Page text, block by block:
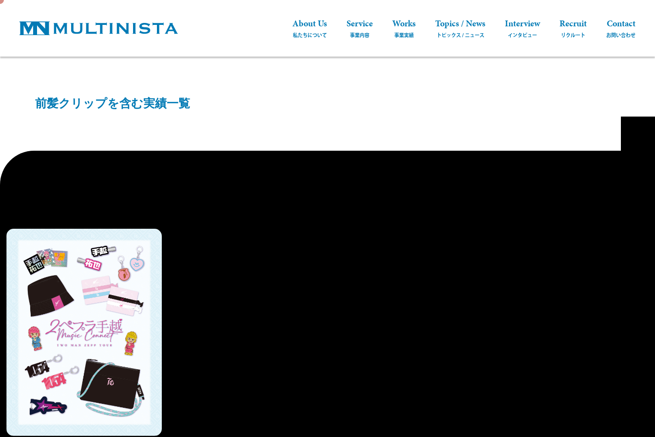
About Us Service Works Topics / News Interview Recruit Contact
前髪クリップを含む実績一覧